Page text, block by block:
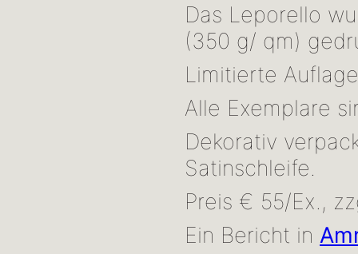
Das Leporello
(350 g/ qm)
Limitierte
Alle Exemplare
Dekorativ
Satinschleife.
Preis € 55/Ex.,
Ein Bericht in